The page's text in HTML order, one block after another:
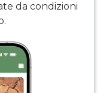
da condizioni